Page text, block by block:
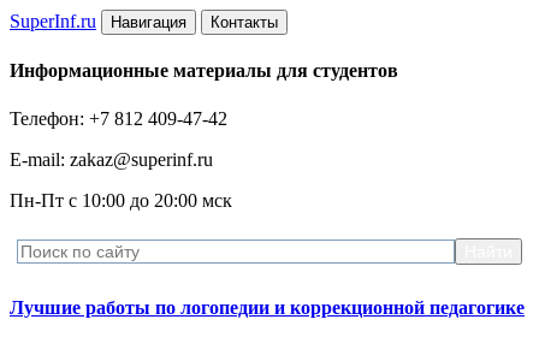
SuperInf.ru Навигация Контакты
Информационные материалы для студентов
Телефон: +7 812 409-47-42
E-mail: zakaz@superinf.ru
Пн-Пт с 10:00 до 20:00 мск
Лучшие работы по логопедии и коррекционной педагогике